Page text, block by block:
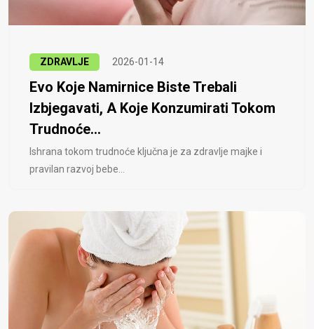
ZDRAVLJE 2026-01-14
Evo Koje Namirnice Biste Trebali
Izbjegavati, A Koje Konzumirati Tokom
Trudnoće...
Ishrana tokom trudnoće ključna je za zdravlje majke i
pravilan razvoj bebe...